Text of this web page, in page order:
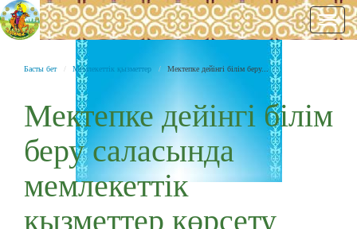
Басты бет Мемлекеттік қызметтер Мектепке дейінгі білім беру...
Мектепке дейінгі білім
беру саласында
мемлекеттік
қызметтер көрсету